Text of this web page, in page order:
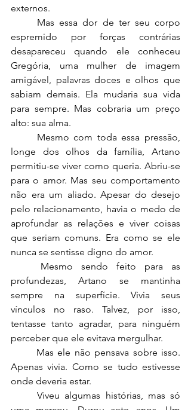
externos.
espremido por forças contrárias
desapareceu quando ele conheceu
Gregória, uma mulher de imagem
amigável, palavras doces e olhos que
sabiam demais. Ela mudaria sua vida
para sempre. Mas cobraria um preço
alto: sua alma.
longe dos olhos da família, Artano
permitiu-se viver como queria. Abriu-se
para o amor. Mas seu comportamento
não era um aliado. Apesar do desejo
pelo relacionamento, havia o medo de
aprofundar as relações e viver coisas
que seriam comuns. Era como se ele
nunca se sentisse digno do amor.
profundezas, Artano se mantinha
sempre na superfície. Vivia seus
vínculos no raso. Talvez, por isso,
tentasse tanto agradar, para ninguém
perceber que ele evitava mergulhar.
Apenas vivia. Como se tudo estivesse
onde deveria estar.
	Viveu algumas histórias, mas só